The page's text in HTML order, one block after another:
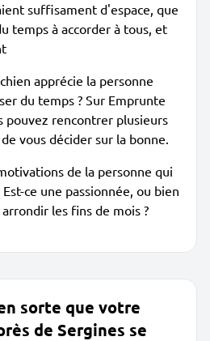
suffisament d'espace, que
temps à accorder à tous, et
apprécie la personne
du temps ? Sur Emprunte
pouvez rencontrer plusieurs
vous décider sur la bonne.
de la personne qui
ce une passionnée, ou bien
les fins de mois ?
sorte que votre
de Sergines se